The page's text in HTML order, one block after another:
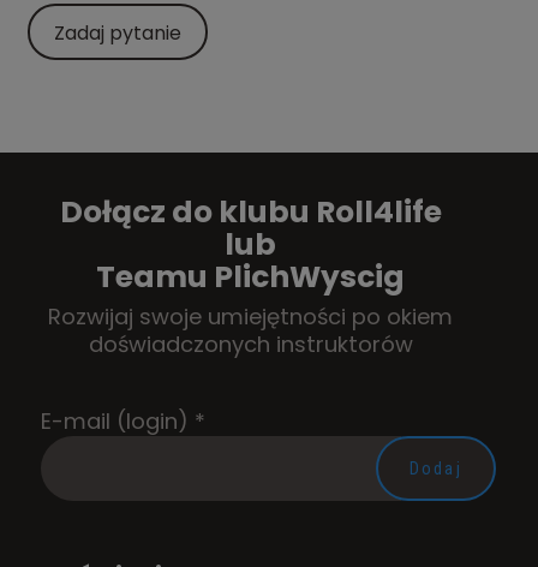
Zadaj pytanie
Dołącz do klubu Roll4life
lub
Teamu PlichWyscig
Rozwijaj swoje umiejętności po okiem
doświadczonych instruktorów
E-mail (login) *